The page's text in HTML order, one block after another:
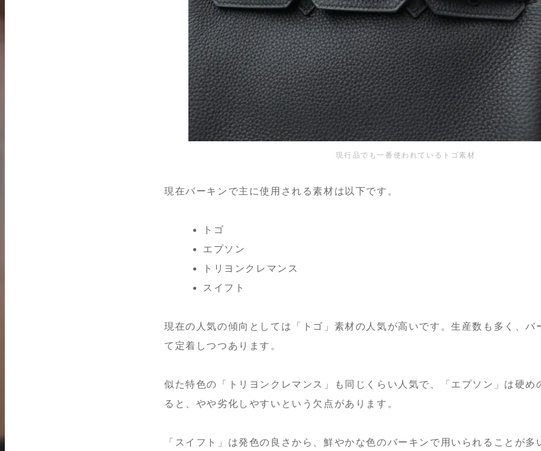
現行品でも一番使われているトゴ素材
現在バーキンで主に使用される素材は以下です。
トゴ
エプソン
トリヨンクレマンス
スイフト
現在の人気の傾向としては「トゴ」素材の人気が高いです。生産数も多く、バ
て定着しつつあります。
似た特色の「トリヨンクレマンス」も同じくらい人気で、「エプソン」は硬め
ると、やや劣化しやすいという欠点があります。
「スイフト」は発色の良さから、鮮やかな色のバーキンで用いられることが